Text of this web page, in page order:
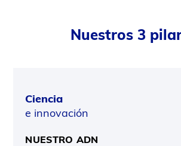
Nuestros 3
Ciencia
e innovación
NUESTRO ADN